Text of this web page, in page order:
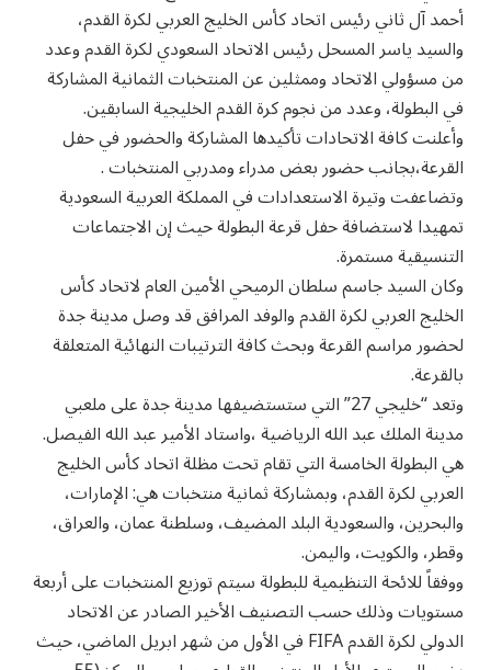
أحمد آل ثاني رئيس اتحاد كأس الخليج العربي لكرة القدم،
والسيد ياسر المسحل رئيس الاتحاد السعودي لكرة القدم وعدد
من مسؤولي الاتحاد وممثلين عن المنتخبات الثمانية المشاركة
في البطولة، وعدد من نجوم كرة القدم الخليجية السابقين.
وأعلنت كافة الاتحادات تأكيدها المشاركة والحضور في حفل
القرعة،بجانب حضور بعض مدراء ومدربي المنتخبات .
وتضاعفت وتيرة الاستعدادات في المملكة العربية السعودية
تمهيدا لاستضافة حفل قرعة البطولة حيث إن الاجتماعات
التنسيقية مستمرة.
وكان السيد جاسم سلطان الرميحي الأمين العام لاتحاد كأس
الخليج العربي لكرة القدم والوفد المرافق قد وصل مدينة جدة
لحضور مراسم القرعة وبحث كافة الترتيبات النهائية المتعلقة
بالقرعة.
وتعد “خليجي 27” التي ستستضيفها مدينة جدة على ملعبي
مدينة الملك عبد الله الرياضية ،واستاد الأمير عبد الله الفيصل.
هي البطولة الخامسة التي تقام تحت مظلة اتحاد كأس الخليج
العربي لكرة القدم، وبمشاركة ثمانية منتخبات هي: الإمارات،
والبحرين، والسعودية البلد المضيف، وسلطنة عمان، والعراق،
وقطر، والكويت، واليمن.
ووفقاً للائحة التنظيمية للبطولة سيتم توزيع المنتخبات على أربعة
مستويات وذلك حسب التصنيف الأخير الصادر عن الاتحاد
الدولي لكرة القدم FIFA في الأول من شهر ابريل الماضي، حيث